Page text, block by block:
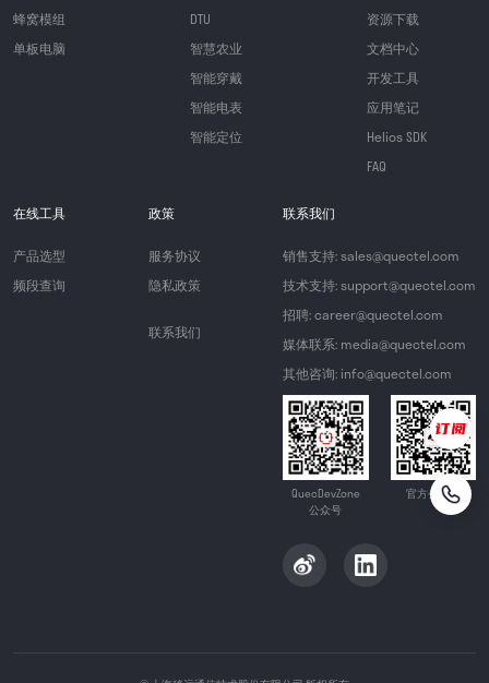
蜂窝模组
单板电脑
DTU
智慧农业
智能穿戴
智能电表
智能定位
资源下载
文档中心
开发工具
应用笔记
Helios SDK
FAQ
在线工具
产品选型
频段查询
政策
服务协议
隐私政策
联系我们
联系我们
销售支持: sales@quectel.com
技术支持: support@quectel.com
招聘: career@quectel.com
媒体联系: media@quectel.com
其他咨询: info@quectel.com
QuecDevZone
公众号
官方公众号